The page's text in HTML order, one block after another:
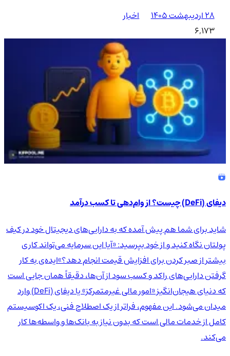
۲۸ اردیبهشت ۱۴۰۵
اخبار
6,173
دیفای (DeFi) چیست؟ از وام‌دهی تا کسب درآمد
شاید برای شما هم پیش آمده که به دارایی‌های دیجیتال خود در کیف
پولتان نگاه کنید و از خود بپرسید: «آیا این سرمایه می‌تواند کاری
بیشتر از صبر کردن برای افزایش قیمت انجام دهد؟»ایده‌ی به کار
گرفتن دارایی‌های راکد و کسب سود از آن‌ها، دقیقاً همان جایی است
که دنیای هیجان‌انگیز «امور مالی غیرمتمرکز» یا دیفای (DeFi) وارد
میدان می‌شود. این مفهوم، فراتر از یک اصطلاح فنی، یک اکوسیستم
کامل از خدمات مالی است که بدون نیاز به بانک‌ها و واسطه‌ها کار
می‌کند.